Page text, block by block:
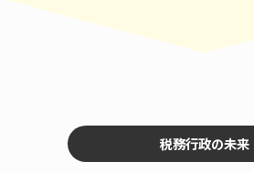
税務行政の未来